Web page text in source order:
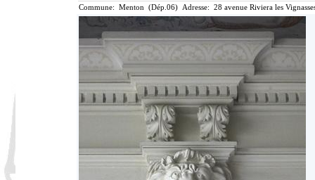
Commune: Menton (Dép.06) Adresse: 28 avenue Riviera les